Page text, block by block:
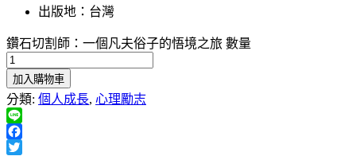
出版地：台灣
鑽石切割師：一個凡夫俗子的悟境之旅 數量
加入購物車
分類: 個人成長, 心理勵志
Line
Facebook